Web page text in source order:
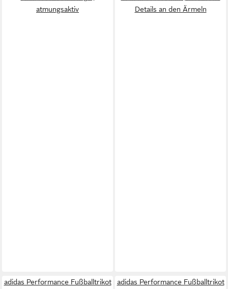
atmungsaktiv
Details an den Ärmeln
adidas Performance Fußballtrikot
adidas Performance Fußballtrikot